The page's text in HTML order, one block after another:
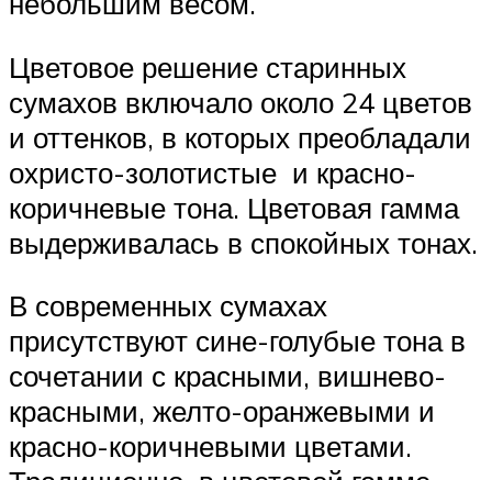
Цветовое решение старинных
сумахов включало около 24 цветов
и оттенков, в которых преобладали
охристо-золотистые и красно-
коричневые тона. Цветовая гамма
выдерживалась в спокойных тонах.
В современных сумахах
присутствуют сине-голубые тона в
сочетании с красными, вишнево-
красными, желто-оранжевыми и
красно-коричневыми цветами.